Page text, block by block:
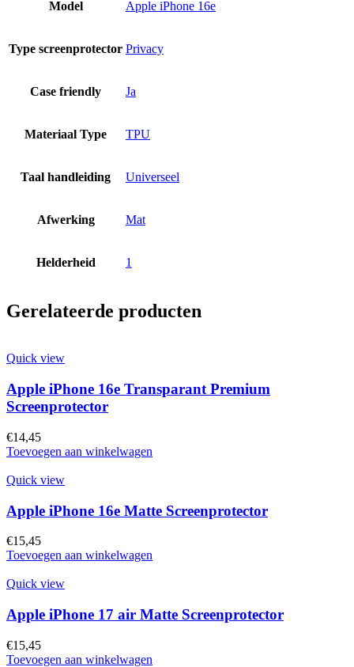
Model Apple iPhone 16e
Type screenprotector Privacy
Case friendly Ja
Materiaal Type TPU
Taal handleiding Universeel
Afwerking Mat
Helderheid 1
Gerelateerde producten
Quick view
Apple iPhone 16e Transparant Premium
Screenprotector
€14,45
Toevoegen aan winkelwagen
Quick view
Apple iPhone 16e Matte Screenprotector
€15,45
Toevoegen aan winkelwagen
Quick view
Apple iPhone 17 air Matte Screenprotector
€15,45
Toevoegen aan winkelwagen